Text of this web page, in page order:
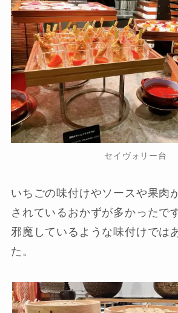
セイヴォリー台
いちごの味付けやソースや果肉
されているおかずが多かったで
邪魔しているような味付けでは
た。